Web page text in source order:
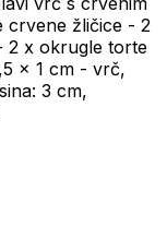
crvene žličice - 2
2 x okrugle torte
x 1 cm - vrč,
3 cm,